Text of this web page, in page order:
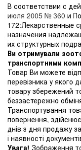
В соответствии с
июля 2005 № 360 и
172:Лекарственные
назначения
их структурных
Ви отримували
транспортними
Товар Ви можете
перевізника у якого
товару збережений
беззастережно
Транспортування
повернення,
днів з дня продажу
і наявності
Увага! Зображення